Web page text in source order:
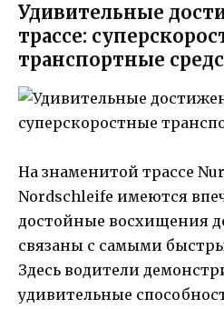
Удивительные
трассе:
транспортные
На знаменитой трассе
Nordschleife имеются
достойные восхищения
связаны с самыми
Здесь водители
удивительные